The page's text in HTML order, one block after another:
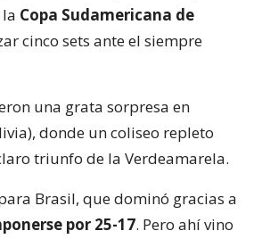
Copa Sudamericana de
cinco sets ante el siempre
una grata sorpresa en
donde un coliseo repleto
triunfo de la Verdeamarela.
Brasil, que dominó gracias a
por 25-17. Pero ahí vino